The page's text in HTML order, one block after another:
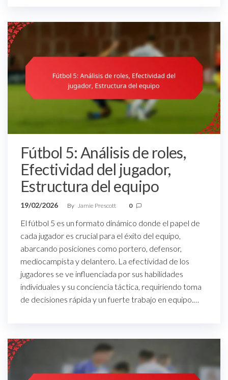
Fútbol 5: Análisis de roles,
Efectividad del jugador,
Estructura del equipo
19/02/2026 By Jamie Prescott 0
El fútbol 5 es un formato dinámico donde el papel de
cada jugador es crucial para el éxito del equipo,
abarcando posiciones como portero, defensor,
mediocampista y delantero. La efectividad de los
jugadores se ve influenciada por sus habilidades
individuales y su conciencia táctica, requiriendo toma
de decisiones rápida y un fuerte trabajo en equipo.…